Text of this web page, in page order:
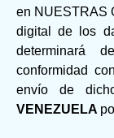
en NUESTRAS
digital de los
determinará
conformidad
envío de
VENEZUELA